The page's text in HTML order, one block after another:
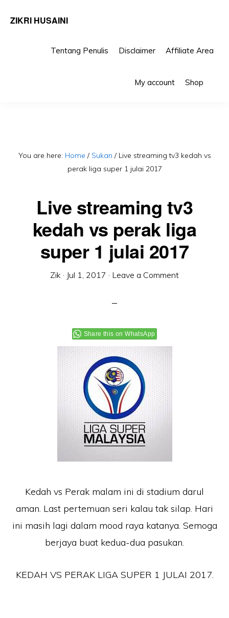
ZIKRI HUSAINI
Tentang Penulis Disclaimer Affiliate Area
My account Shop
You are here: Home / Sukan /Live streaming tv3 kedah vs
perak liga super 1 julai 2017
Live streaming tv3
kedah vs perak liga
super 1 julai 2017
Zik · Jul 1, 2017 · Leave a Comment
Share this on WhatsApp
Kedah vs Perak malam ini di stadium darul
aman. Last pertemuan seri kalau tak silap. Hari
ini masih lagi dalam mood raya katanya. Semoga
berjaya buat kedua-dua pasukan.
KEDAH VS PERAK LIGA SUPER 1 JULAI 2017.